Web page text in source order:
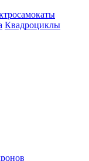
Квадроциклы